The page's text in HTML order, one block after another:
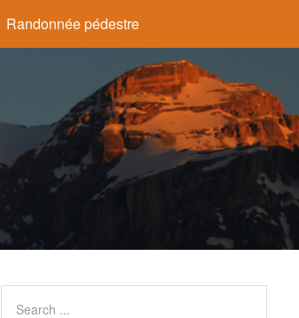
Randonnée pédestre